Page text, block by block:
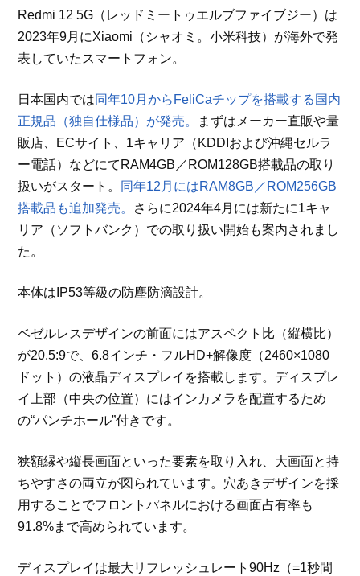
Redmi 12 5G（レッドミートゥエルブファイブジー）は
2023年9月にXiaomi（シャオミ。小米科技）が海外で発
表していたスマートフォン。
日本国内では同年10月からFeliCaチップを搭載する国内
正規品（独自仕様品）が発売。
まずはメーカー直販や量
販店、ECサイト、1キャリア（KDDIおよび沖縄セルラ
ー電話）などにてRAM4GB／ROM128GB搭載品の取り
扱いがスタート。 同年12月にはRAM8GB／ROM256GB
搭載品も追加発売。 さらに2024年4月には新たに1キャ
リア（ソフトバンク）での取り扱い開始も案内されまし
た。
本体はIP53等級の防塵防滴設計。
ベゼルレスデザインの前面にはアスペクト比（縦横比）
が20.5:9で、6.8インチ・フルHD+解像度（2460×1080
ドット）の液晶ディスプレイを搭載します。ディスプレ
イ上部（中央の位置）にはインカメラを配置するため
の“パンチホール”付きです。
狭額縁や縦長画面といった要素を取り入れ、大画面と持
ちやすさの両立が図られています。穴あきデザインを採
用することでフロントパネルにおける画面占有率も
91.8%まで高められています。
ディスプレイは最大リフレッシュレート90Hz（=1秒間